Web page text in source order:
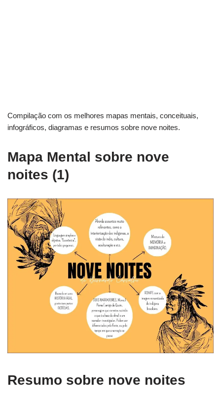
Compilação com os melhores mapas mentais, conceituais,
infográficos, diagramas e resumos sobre nove noites.
Mapa Mental sobre nove
noites (1)
Resumo sobre nove noites